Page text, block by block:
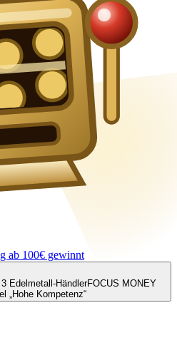
ab 100€ gewinnt
Edelmetall-HändlerFOCUS MONEY
„Hohe Kompetenz“